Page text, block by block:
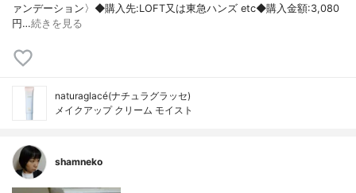
ァンデーション〉◆購入先:LOFT又は東急ハンズ etc◆購入金額:3,080
円…続きを見る
naturaglacé(ナチュラグラッセ)
メイクアップ クリーム モイスト
shamneko